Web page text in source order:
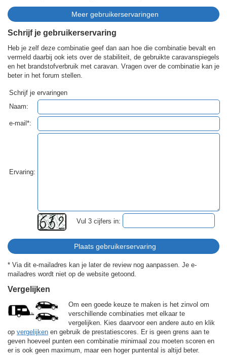
Schrijf je gebruikerservaring
Heb je zelf deze combinatie geef dan aan hoe die combinatie bevalt en
vermeld daarbij ook iets over de stabiliteit, de gebruikte caravanspiegels
en het brandstofverbruik met caravan. Vragen over de combinatie kan je
beter in het forum stellen.
Schrijf je ervaringen
Naam:
e-mail*:
Ervaring:
Vul 3 cijfers in:
* Via dit e-mailadres kan je later de review nog aanpassen. Je e-
mailadres wordt niet op de website getoond.
Vergelijken
Om een goede keuze te maken is het zinvol om
verschillende combinaties met elkaar te
vergelijken. Kies daarvoor een andere auto en klik
op vergelijken en gebruik de prestatiescores. Er is geen grens aan te
geven hoeveel punten een combinatie minimaal zou moeten scoren en
er is ook geen maximum, maar een hoger puntental is altijd beter.